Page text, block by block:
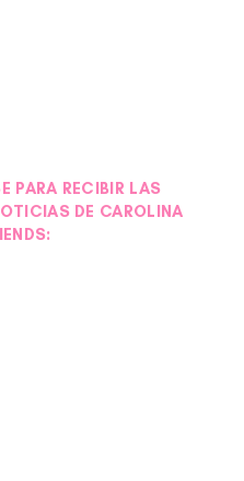
PARA RECIBIR LAS
DE CAROLINA